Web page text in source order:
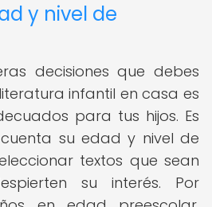
y nivel de
decisiones que debes
infantil en casa es
para tus hijos. Es
su edad y nivel de
textos que sean
su interés. Por